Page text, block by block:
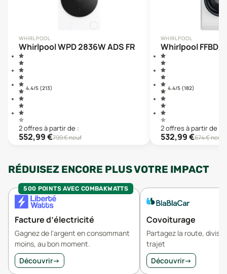
WHIRLPOOL
Whirlpool WPD 2836W ADS FR
4.4/5 (213)
2offresà partir de :
552,99€799€ neuf
WHIRLPOOL
Whirlpool
4.4/5 (182)
2offresà partir de :
532,99€674€ neuf
RÉDUISEZ ENCORE PLUS VOTRE IMPACT
500 POINTS AVEC COMBAKWATTS
Facture d’électricité
Gagnez de l'argent en consommant
moins, au bon moment.
Découvrir→
Covoiturage
Partagez la route,
trajet
Découvrir→